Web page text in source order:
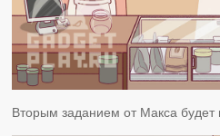
Вторым заданием от Макса будет